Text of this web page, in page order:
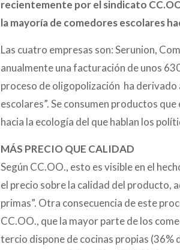
recientemente por el sindicato
la mayoría de comedores escolares
Las cuatro empresas son: Serunion,
anualmente una facturación de unos
proceso de oligopolización ha derivado
escolares”. Se consumen productos
hacia la ecología del que hablan los
MÁS PRECIO QUE CALIDAD
Según CC.OO., esto es visible en el
el precio sobre la calidad del producto,
primas”. Otra consecuencia de este
CC.OO., que la mayor parte de los
tercio dispone de cocinas propias